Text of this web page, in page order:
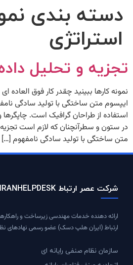
دسته بندی
استراتژی
تجزیه و تحلیل
نمونه کارها ببینید چقدر کار فوق العاده
ایپسوم متن ساختگی با تولید سادگی
استفاده از طراحان گرافیک است. چاپگرها
در ستون و سطرآنچنان که لازم است
متن ساختگی با تولید سادگی نامفهوم […]
شرکت عصر ارتباط IRANHELPDESK
ارائه دهنده خدمات مهندسی زیرساخت و
ارتباط (ایران هلپ دسک) عضو رسمی نهادهای
سازمان نظام صنفی رایانه ای